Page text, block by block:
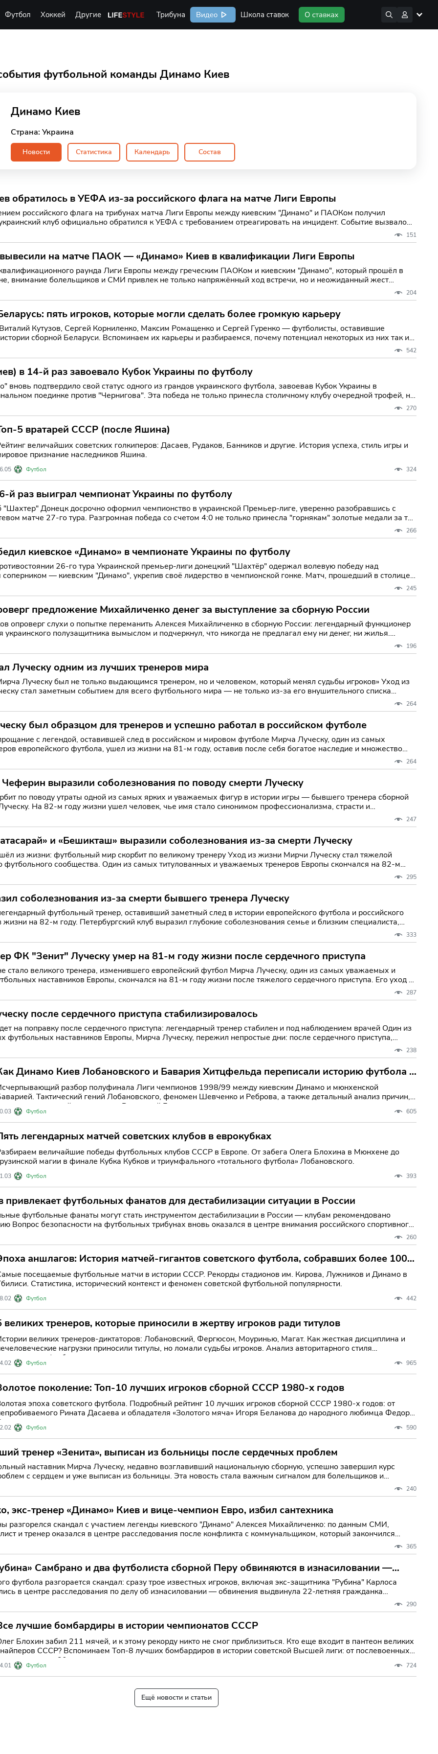
Футбол Хоккей Другие Life Style Трибуна Видео Школа ставок
футбольной команды Динамо Киев
Динамо Киев
Страна: Украина
Новости Статистика Календарь Состав
обратилось в УЕФА из-за российского флага на матче Лиги Европы
российского флага на трибунах матча Лиги Европы между киевским "Динамо" и ПАОКом получил
клуб официально обратился к УЕФА с требованием отреагировать на инцидент. Событие вызвало
тольк
151
на матче ПАОК — «Динамо» Киев в квалификации Лиги Европы
раунда Лиги Европы между греческим ПАОКом и киевским "Динамо", который прошёл в
внимание болельщиков и СМИ привлек не только напряжённый ход встречи, но и неожиданный жест
П
204
пять игроков, которые могли сделать более громкую карьеру
Кутузов, Сергей Корниленко, Максим Ромащенко и Сергей Гуренко — футболисты, оставившие
сборной Беларуси. Вспоминаем их карьеры и разбираемся, почему потенциал некоторых из них так и
по
542
в 14-й раз завоевало Кубок Украины по футболу
вновь подтвердило свой статус одного из грандов украинского футбола, завоевав Кубок Украины в
поединке против "Чернигова". Эта победа не только принесла столичному клубу очередной трофей, но
270
5 вратарей СССР (после Яшина)
величайших советских голкиперов: Дасаев, Рудаков, Банников и другие. История успеха, стиль игры и
признание наследников Яшина.
Футбол 324
й раз выиграл чемпионат Украины по футболу
"Шахтер" Донецк досрочно оформил чемпионство в украинской Премьер-лиге, уверенно разобравшись с
матче 27-го тура. Разгромная победа со счетом 4:0 не только принесла "горнякам" золотые медали за три
266
киевское «Динамо» в чемпионате Украины по футболу
26-го тура Украинской премьер-лиги донецкий "Шахтёр" одержал волевую победу над
— киевским "Динамо", укрепив своё лидерство в чемпионской гонке. Матч, прошедший в столице
со с
245
предложение Михайличенко денег за выступление за сборную России
опроверг слухи о попытке переманить Алексея Михайличенко в сборную России: легендарный функционер
украинского полузащитника вымыслом и подчеркнул, что никогда не предлагал ему ни денег, ни жилья.
196
Луческу одним из лучших тренеров мира
Луческу был не только выдающимся тренером, но и человеком, который менял судьбы игроков» Уход из
стал заметным событием для всего футбольного мира — не только из-за его внушительного списка
264
был образцом для тренеров и успешно работал в российском футболе
с легендой, оставившей след в российском и мировом футболе Мирча Луческу, один из самых
европейского футбола, ушел из жизни на 81-м году, оставив после себя богатое наследие и множество
264
выразили соболезнования по поводу смерти Луческу
по поводу утраты одной из самых ярких и уважаемых фигур в истории игры — бывшего тренера сборной
На 82-м году жизни ушел человек, чье имя стало синонимом профессионализма, страсти и
как
247
и «Бешикташ» выразили соболезнования из-за смерти Луческу
футбольный мир скорбит по великому тренеру Уход из жизни Мирчи Луческу стал тяжелой
футбольного сообщества. Один из самых титулованных и уважаемых тренеров Европы скончался на 82-м
295
соболезнования из-за смерти бывшего тренера Луческу
футбольный тренер, оставивший заметный след в истории европейского футбола и российского
на 82-м году. Петербургский клуб выразил глубокие соболезнования семье и близким специалиста,
333
ФК "Зенит" Луческу умер на 81-м году жизни после сердечного приступа
тренера, изменившего европейский футбол Мирча Луческу, один из самых уважаемых и
наставников Европы, скончался на 81-м году жизни после тяжелого сердечного приступа. Его уход —
287
после сердечного приступа стабилизировалось
на поправку после сердечного приступа: легендарный тренер стабилен и под наблюдением врачей Один из
наставников Европы, Мирча Луческу, пережил непростые дни: после сердечного приступа,
238
Динамо Киев Лобановского и Бавария Хитцфельда переписали историю футбола в
году
разбор полуфинала Лиги чемпионов 1998/99 между киевским Динамо и мюнхенской
Тактический гений Лобановского, феномен Шевченко и Реброва, а также детальный анализ причин,
по которым величайшая команда Восточной Европы остановила
Футбол 605
легендарных матчей советских клубов в еврокубках
величайшие победы футбольных клубов СССР в Европе. От забега Олега Блохина в Мюнхене до
магии в финале Кубка Кубков и триумфального «тотального футбола» Лобановского.
Футбол 393
привлекает футбольных фанатов для дестабилизации ситуации в России
футбольные фанаты могут стать инструментом дестабилизации в России — клубам рекомендовано
спортивного
260
аншлагов: История матчей-гигантов советского футбола, собравших более 100
зрителей
посещаемые футбольные матчи в истории СССР. Рекорды стадионов им. Кирова, Лужников и Динамо в
Статистика, исторический контекст и феномен советской футбольной популярности.
Футбол 442
великих тренеров, которые приносили в жертву игроков ради титулов
великих тренеров-диктаторов: Лобановский, Фергюсон, Моуринью, Магат. Как жесткая дисциплина и
нагрузки приносили титулы, но ломали судьбы игроков. Анализ авторитарного стиля
управления в футболе.
Футбол 965
поколение: Топ-10 лучших игроков сборной СССР 1980-х годов
эпоха советского футбола. Подробный рейтинг 10 лучших игроков сборной СССР 1980-х годов: от
Рината Дасаева и обладателя «Золотого мяча» Игоря Беланова до народного любимца Федора
Футбол 590
тренер «Зенита», выписан из больницы после сердечных проблем
наставник Мирча Луческу, недавно возглавивший национальную сборную, успешно завершил курс
с сердцем и уже выписан из больницы. Эта новость стала важным сигналом для болельщиков и
80-л
240
экс-тренер «Динамо» Киев и вице-чемпион Евро, избил сантехника
разгорелся скандал с участием легенды киевского "Динамо" Алексея Михайличенко: по данным СМИ,
и тренер оказался в центре расследования после конфликта с коммунальщиком, который закончился
про
365
Самбрано и два футболиста сборной Перу обвиняются в изнасиловании —
футбола разгорается скандал: сразу трое известных игроков, включая экс-защитника "Рубина" Карлоса
в центре расследования по делу об изнасиловании — обвинения выдвинула 22-летняя гражданка
вызв
290
лучшие бомбардиры в истории чемпионатов СССР
Блохин забил 211 мячей, и к этому рекорду никто не смог приблизиться. Кто еще входит в пантеон великих
СССР? Вспоминаем Топ-8 лучших бомбардиров в истории советской Высшей лиги: от послевоенных
героев до звезд 80-х.
Футбол 724
Ещё новости и статьи